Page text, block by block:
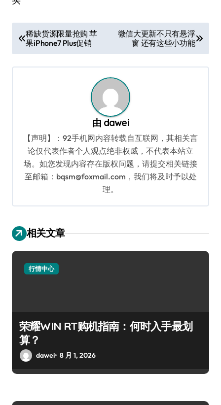
章
导
稀缺货源限量抢购 苹
果iPhone7 Plus促销
微信大更新不只有悬浮
窗 还有这些小功能
由 dawei
【声明】：92手机网内容转载自互联网，其相关言
论仅代表作者个人观点绝非权威，不代表本站立
场。如您发现内容存在版权问题，请提交相关链接
至邮箱：bqsm@foxmail.com，我们将及时予以处
理。
相关文章
行情中心
荣耀WIN RT购机指南：何时入手最划
算？
dawei 8 月 1, 2026